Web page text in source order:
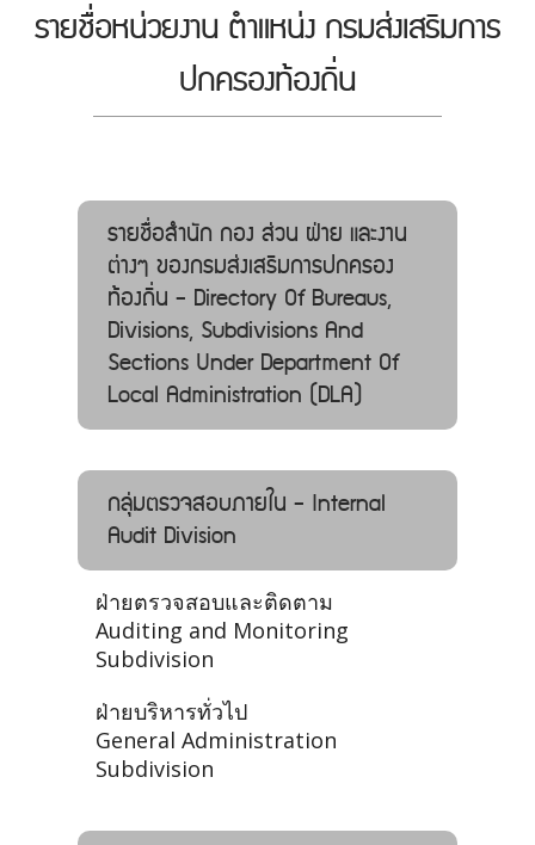
รายชื่อหน่วยงาน ตำแหน่ง กรมส่งเสริมการ
ปกครองท้องถิ่น
รายชื่อสำนัก กอง ส่วน ฝ่าย และงาน
ต่างๆ ของกรมส่งเสริมการปกครอง
ท้องถิ่น - Directory Of Bureaus,
Divisions, Subdivisions And
Sections Under Department Of
Local Administration (DLA)
กลุ่มตรวจสอบภายใน - Internal
Audit Division
ฝ่ายตรวจสอบและติดตาม
Auditing and Monitoring
Subdivision
ฝ่ายบริหารทั่วไป
General Administration
Subdivision